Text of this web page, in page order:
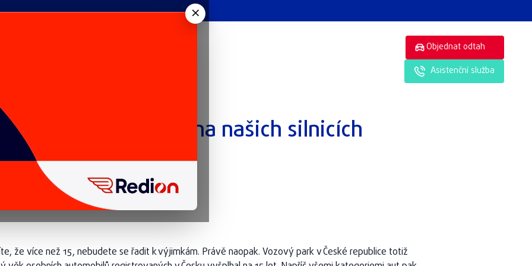
Objednat odtah
Asistenční služba
v Česku: „Staříci“ na našich silnicích
že více než 15, nebudete se řadit k výjimkám. Právě naopak. Vozový park v České republice totiž
×